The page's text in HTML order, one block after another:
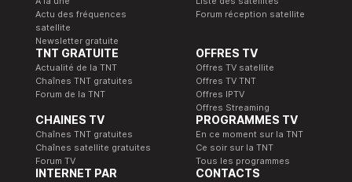
Actu des fréquences
satellite
Newsletter gratuite
Forum réception satellite
TNT GRATUITE
Actualité de la TNT
Chaînes TNT gratuites
Forum de la TNT
OFFRES TV
Offres TV satellite
Offres TV TNT
Offres IPTV
Offres Streaming
CHAINES TV
Chaînes TNT gratuites
Chaînes satellite gratuites
Forum TV
PROGRAMMES TV
En ce moment sur la TNT
Ce soir sur la TNT
Tous les programmes
INTERNET PAR
CONTACTS